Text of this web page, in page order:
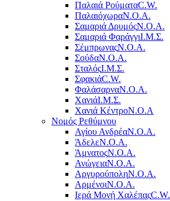
Παλαιά ΡούματαC.W.
ΠαλαιόχωραΝ.Ο.Α.
Σαμαριά ΔρυμόςΝ.Ο.Α.
Σαμαριά ΦαράγγιΙ.Μ.Σ.
ΣέμπρωναςΝ.Ο.Α.
ΣούδαΝ.Ο.Α.
ΣταλόςΙ.Μ.Σ.
ΣφακιάC.W.
ΦαλάσαρναΝ.Ο.Α.
ΧανιάΙ.Μ.Σ.
Χανιά ΚέντροN.O.A
Νομός Ρεθύμνου
Αγίου ΑνδρέαΝ.Ο.Α.
ΆδελεΝ.Ο.Α.
ΆμνατοςΝ.Ο.Α.
ΑνώγειαΝ.Ο.Α.
ΑργυρούποληΝ.Ο.Α.
ΑρμένοιΝ.Ο.Α.
Ιερά Μονή ΧαλέπαςC.W.